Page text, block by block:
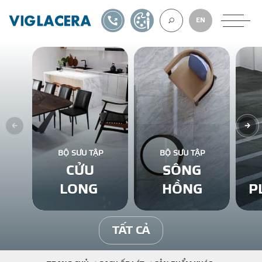
VỀ CHÚNG
GẠCH ỐP LÁT
BÊ TÔNG KHÍ
NGÓI LỢP
EN
1900561582TỰ THIẾT KẾ
BỘ SƯU TẬP
CỬU
LONG
BỘ SƯU TẬP
SÔNG
HỒNG
TẤT CẢ